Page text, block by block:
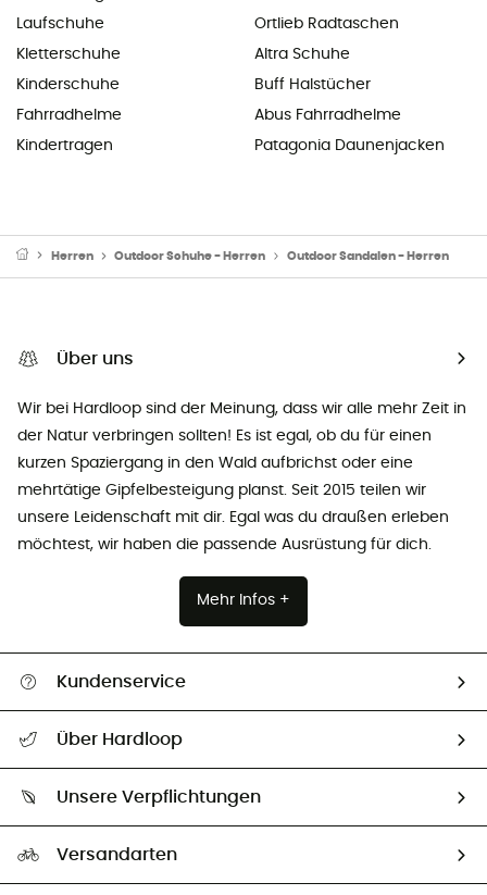
Laufschuhe
Kletterschuhe
Kinderschuhe
Fahrradhelme
Kindertragen
Ortlieb Radtaschen
Altra Schuhe
Buff Halstücher
Abus Fahrradhelme
Patagonia Daunenjacken
Herren Outdoor Schuhe - Herren Outdoor Sandalen - Herren
Über uns
Wir bei Hardloop sind der Meinung, dass wir alle mehr Zeit in
der Natur verbringen sollten! Es ist egal, ob du für einen
kurzen Spaziergang in den Wald aufbrichst oder eine
mehrtätige Gipfelbesteigung planst. Seit 2015 teilen wir
unsere Leidenschaft mit dir. Egal was du draußen erleben
möchtest, wir haben die passende Ausrüstung für dich.
Mehr Infos +
Kundenservice
Größentabelle
Über Hardloop
Unsere Botschafter
Unsere Verpflichtungen
Versandarten